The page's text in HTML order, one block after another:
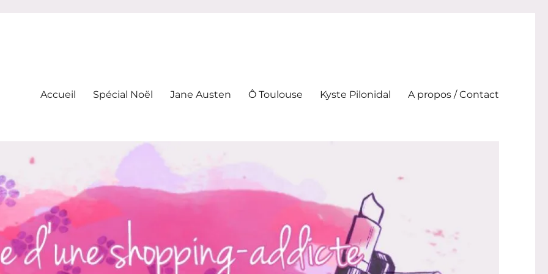
Accueil Spécial Noël Jane Austen Ô Toulouse Kyste Pilonidal A propos / Contact